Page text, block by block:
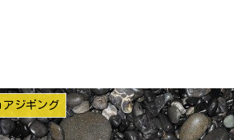
アジギング